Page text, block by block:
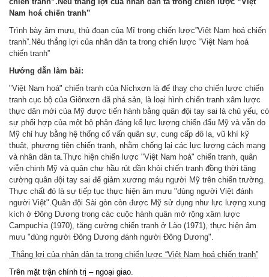
Nam hoá chiến tranh”
Trình bày âm mưu, thủ đoạn của Mĩ trong chiến lược”Việt Nam hoá chiến
tranh”.Nêu thắng lợi của nhân dân ta trong chiến lược “Việt Nam hoá
chiến tranh”
Hướng dẫn làm bài:
"Việt Nam hoá" chiến tranh của Níchxơn là để thay cho chiến lược chiến
tranh cục bộ của Giônxơn đã phá sản, là loại hình chiến tranh xâm lược
thực dân mới của Mỹ được tiến hành bằng quân đội tay sai là chủ yếu, có
sự phối hợp của một bộ phận đáng kể lực lượng chiến đấu Mỹ và vẫn do
Mỹ chỉ huy bằng hệ thống cố vấn quân sự, cung cấp đô la, vũ khí kỹ
thuật, phương tiện chiến tranh, nhằm chống lại các lực lượng cách mạng
và nhân dân ta.Thực hiện chiến lược "Việt Nam hoá" chiến tranh, quân
viễn chinh Mỹ và quân chư hầu rút dần khỏi chiến tranh đồng thời tăng
cường quân đội tay sai để giảm xương máu người Mỹ trên chiến trường.
Thực chất đó là sự tiếp tục thực hiện âm mưu "dùng người Việt đánh
người Việt".Quân đội Sài gòn còn được Mỹ sử dụng như lực lượng xung
kích ở Đông Dương trong các cuộc hành quân mở rộng xâm lược
Campuchia (1970), tăng cường chiến tranh ở Lào (1971), thực hiện âm
mưu "dùng người Đông Dương đánh người Đông Dương".
Thắng lợi của nhân dân ta trong chiến lược “Việt Nam hoá chiến tranh”
Trên mặt trận chính trị – ngoại giao.